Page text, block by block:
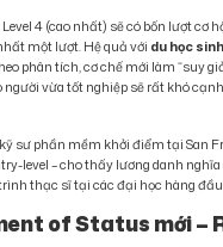
4 (cao nhất) sẽ có bốn lượt cơ
một lượt. Hệ quả với du học sinh
phân tích, cơ chế mới làm “suy
vừa tốt nghiệp sẽ rất khó
sư phần mềm khởi điểm tại San
level – cho thấy lương danh
thạc sĩ tại các đại học hàng
of Status mới –